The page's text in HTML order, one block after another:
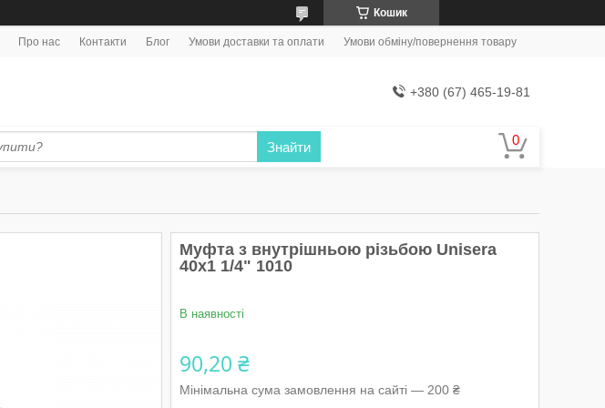
Кошик
Про нас Контакти Блог Умови доставки та оплати Умови обміну/повернення товару
+380 (67) 465-19-81
Знайти
Муфта з внутрішньою різьбою Unisera
40x1 1/4" 1010
В наявності
90,20 ₴
Мінімальна сума замовлення на сайті — 200 ₴